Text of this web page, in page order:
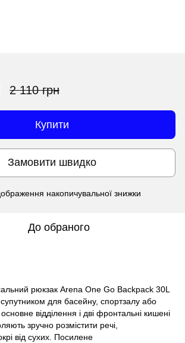
2 110 грн
Купити
Замовити швидко
накопичувальної знижки
До обраного
рюкзак Arena One Go Backpack 30L
для басейну, спортзалу або
відділення і дві фронтальні кишені
зручно розмістити речі,
від сухих. Посилене